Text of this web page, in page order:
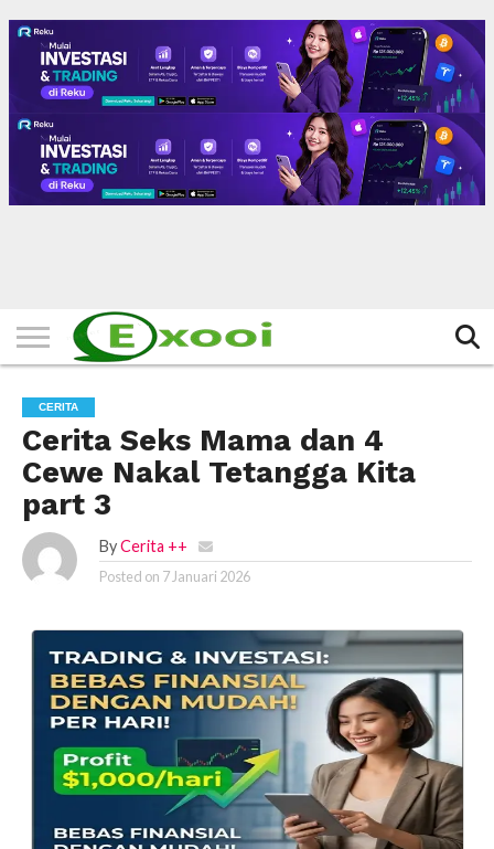
HOME
FILTER
BERITA
BIODATA
CERITA
CERPEN
EKSKLUSIF
FOTO
VIDEO
TIPS
MORE
CERITA
Cerita Seks Mama dan 4
Cewe Nakal Tetangga Kita
part 3
By Cerita ++
Posted on 7 Januari 2026